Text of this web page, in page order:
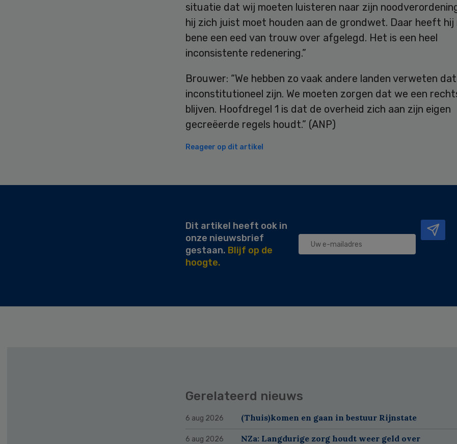
situatie dat wij moeten luisteren naar zijn
hij zich juist moet houden aan de grondwet. Daar heeft hij
bene een eed van trouw over afgelegd. Het is een heel
inconsistente redenering.”
Brouwer: “We hebben zo vaak andere landen verweten
inconstitutioneel zijn. We moeten zorgen dat we een
blijven. Hoofdregel 1 is dat de overheid zich aan zijn eigen
gecreëerde regels houdt.” (ANP)
Reageer op dit artikel
Secondary
Dit artikel heeft ook in
onze nieuwsbrief
gestaan. Blijf op de
hoogte.
Gerelateerd nieuws
6 aug 2026 (Thuis)komen en gaan in bestuur Rijnstate
6 aug 2026 NZa: Langdurige zorg houdt weer geld over